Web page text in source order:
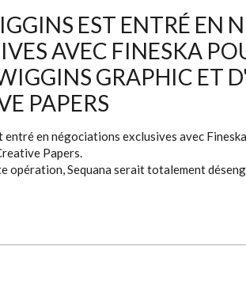
EST ENTRÉ EN
AVEC FINESKA
GRAPHIC ET
PAPERS
en négociations exclusives avec
Papers.
opération, Sequana serait totalement